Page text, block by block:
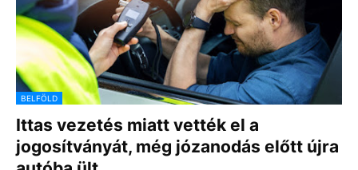
BELFÖLD
Ittas vezetés miatt vették el a
jogosítványát, még józanodás előtt újra